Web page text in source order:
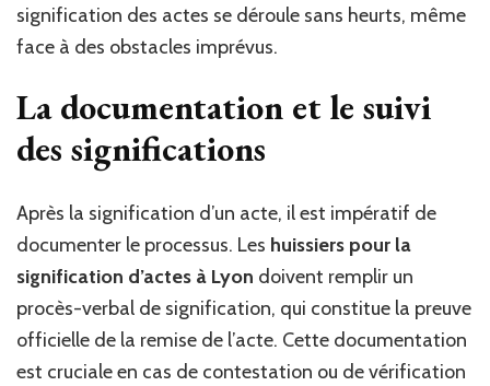
signification des actes se déroule sans heurts, même
face à des obstacles imprévus.
La documentation et le suivi
des significations
Après la signification d’un acte, il est impératif de
documenter le processus. Les huissiers pour la
signification d’actes à Lyon doivent remplir un
procès-verbal de signification, qui constitue la preuve
officielle de la remise de l’acte. Cette documentation
est cruciale en cas de contestation ou de vérification